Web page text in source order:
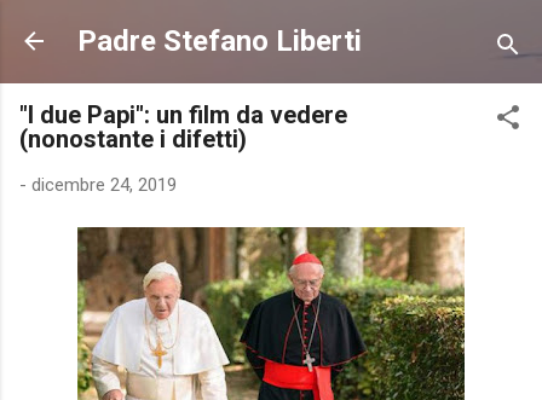
Passa ai contenuti principali
Padre Stefano Liberti
"I due Papi": un film da vedere
(nonostante i difetti)
- dicembre 24, 2019